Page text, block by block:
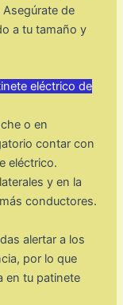
de
a tu tamaño y
eléctrico de
o en
contar con
eléctrico.
y en la
conductores.
alertar a los
por lo que
en tu patinete